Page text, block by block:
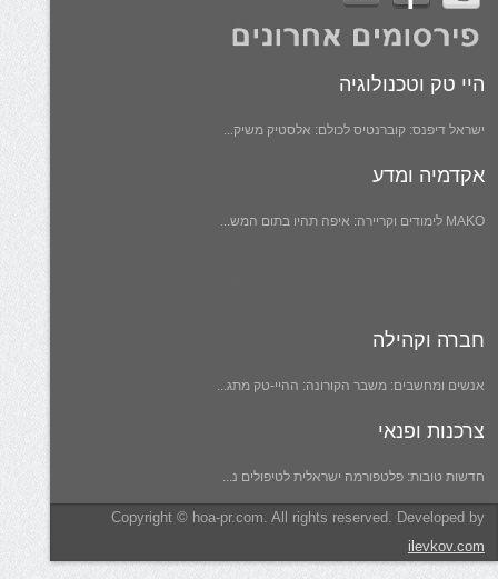
היי טק וטכנולוגיה
ישראל דיפנס: קוברנטיס לכולם: אלסטיק משיק...
אקדמיה ומדע
MAKO לימודים וקריירה: איפה תהיו בתום המש...
חברה וקהילה
אנשים ומחשבים: משבר הקורונה: ההיי-טק מתג...
צרכנות ופנאי
חדשות טובות: פלטפורמה ישראלית לטיפולים נ...
Copyright © hoa-pr.com. All rights reserved. Developed by
ilevkov.com